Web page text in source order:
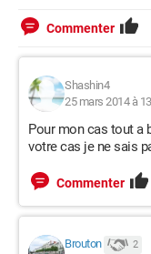
Commenter
Shashin4
25 mars 2014 à
Pour mon cas tout a
votre cas je ne sais
Commenter
Brouton 2